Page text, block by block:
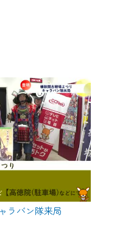
ラバン隊来局